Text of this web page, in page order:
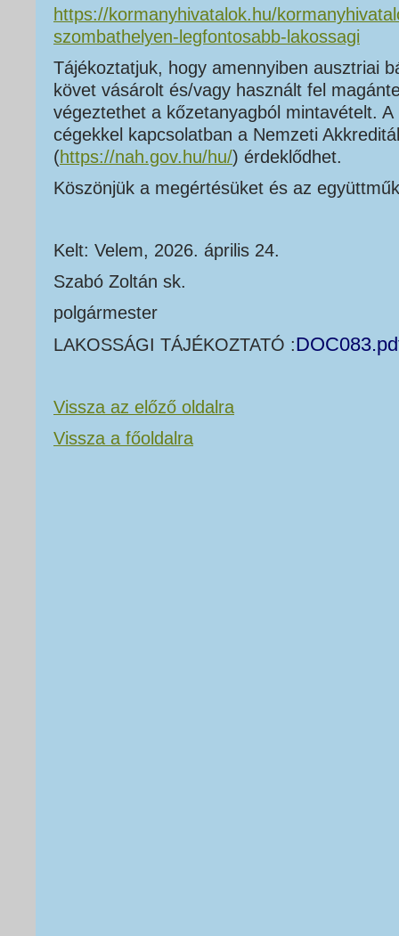
https://kormanyhivatalok.hu/
szombathelyen-legfontosabb-lakossagi
Tájékoztatjuk, hogy amennyiben ausztriai
követ vásárolt és/vagy használt fel
végeztethet a kőzetanyagból mintavételt.
cégekkel kapcsolatban a Nemzeti
(https://nah.gov.hu/hu/) érdeklődhet.
Köszönjük a megértésüket és az
Kelt: Velem, 2026. április 24.
Szabó Zoltán sk.
polgármester
LAKOSSÁGI TÁJÉKOZTATÓ :
Vissza az előző oldalra
Vissza a főoldalra